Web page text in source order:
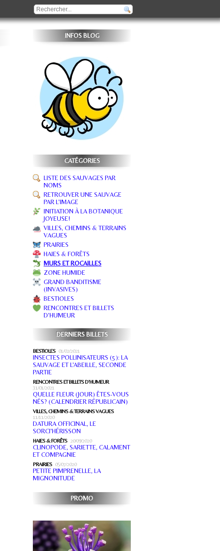
INFOS BLOG
CATÉGORIES
LISTE DES SAUVAGES PAR
NOMS
RETROUVER UNE SAUVAGE
PAR L'IMAGE
INITIATION À LA BOTANIQUE
JOYEUSE!
VILLES, CHEMINS & TERRAINS
VAGUES
PRAIRIES
HAIES & FORÊTS
MURS ET ROCAILLES
ZONE HUMIDE
GRAND BANDITISME
(INVASIVES)
BESTIOLES
RENCONTRES ET BILLETS
D'HUMEUR
DERNIERS BILLETS
BESTIOLES01/02/2021
INSECTES POLLINISATEURS (5): LA
SAUVAGE ET L'ABEILLE, SECONDE
PARTIE
RENCONTRES ET BILLETS D'HUMEUR
31/01/2021
QUELLE FLEUR (JOUR) ÊTES-VOUS
NÉS? (CALENDRIER RÉPUBLICAIN)
VILLES, CHEMINS & TERRAINS VAGUES
11/11/2020
DATURA OFFICINAL, LE
SORCI'HÉRISSON
HAIES & FORÊTS20/09/2020
CLINOPODE, SARIETTE, CALAMENT
ET COMPAGNIE
PRAIRIES05/07/2020
PETITE PIMPRENELLE, LA
MIGNONITUDE
PROMO